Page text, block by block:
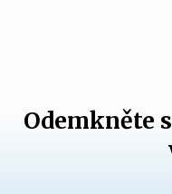
Odemkněte